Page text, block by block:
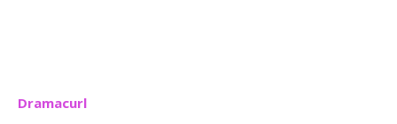
Dramacurl